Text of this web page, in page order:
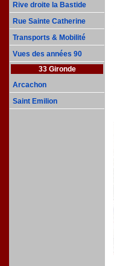
Rive droite la Bastide
Rue Sainte Catherine
Transports & Mobilité
Vues des années 90
33 Gironde
Arcachon
Saint Emilion